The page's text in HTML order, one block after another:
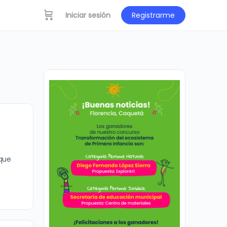
Iniciar sesión Registrarme